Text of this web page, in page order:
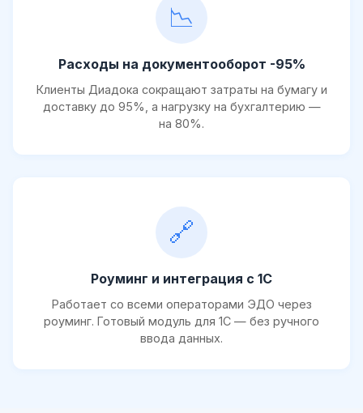
📉
Расходы на документооборот -95%
Клиенты Диадока сокращают затраты на бумагу и
доставку до 95%, а нагрузку на бухгалтерию —
на 80%.
🔗
Роуминг и интеграция с 1С
Работает со всеми операторами ЭДО через
роуминг. Готовый модуль для 1С — без ручного
ввода данных.